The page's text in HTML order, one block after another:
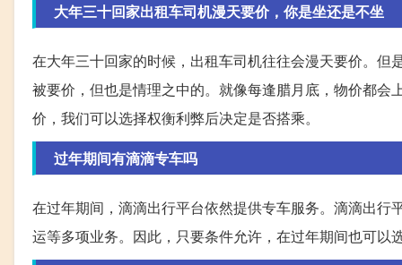
大年三十回家出租车司机漫天要价，你是坐还是不坐
在大年三十回家的时候，出租车司机往往会漫天要价。
被要价，但也是情理之中的。就像每逢腊月底，物价都
价，我们可以选择权衡利弊后决定是否搭乘。
过年期间有滴滴专车吗
在过年期间，滴滴出行平台依然提供专车服务。滴滴出
运等多项业务。因此，只要条件允许，在过年期间也可以